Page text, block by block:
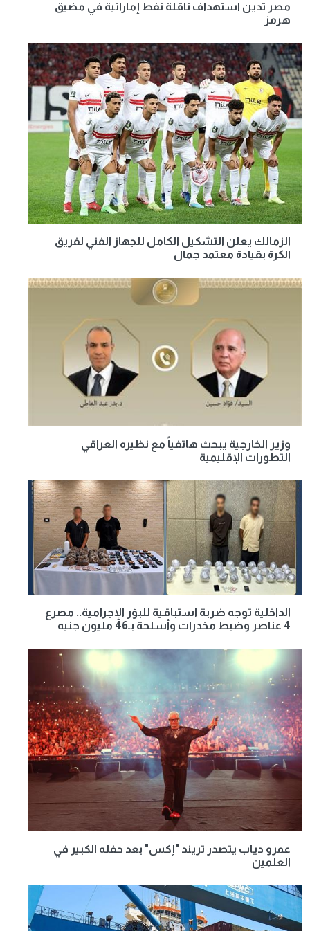
مصر تدين استهداف ناقلة نفط إماراتية في مضيق
هرمز
الزمالك يعلن التشكيل الكامل للجهاز الفني لفريق
الكرة بقيادة معتمد جمال
وزير الخارجية يبحث هاتفياً مع نظيره العراقي
التطورات الإقليمية
الداخلية توجه ضربة استباقية للبؤر الإجرامية.. مصرع
4 عناصر وضبط مخدرات وأسلحة بـ46 مليون جنيه
عمرو دياب يتصدر تريند "إكس" بعد حفله الكبير في
العلمين